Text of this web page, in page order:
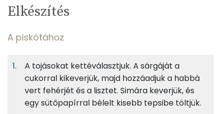
Egy
adagban
5%
A piskótához
21gtojás
26 kcal
TÁPANYAGTARTALOM
5%
Fehérje
53%
Szénhidrát
3%
Zsír
39%
Víz
TOP ásványi anyagok
Elkészítés
A piskótához
A tojásokat kettéválasztjuk. A sárgáját a
cukorral kikeverjük, majd hozzáadjuk a habbá
vert fehérjét és a lisztet. Simára keverjük, és
egy sütőpapírral bélelt kisebb tepsibe töltjük.